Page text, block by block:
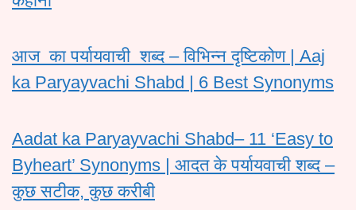
आज का पर्यायवाची शब्द – विभिन्न दृष्टिकोण | Aaj
ka Paryayvachi Shabd | 6 Best Synonyms
Aadat ka Paryayvachi Shabd– 11 ‘Easy to
Byheart’ Synonyms | आदत के पर्यायवाची शब्द –
कुछ सटीक, कुछ करीबी